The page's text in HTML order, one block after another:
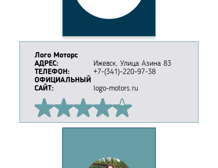
Лого Моторс
АДРЕС:
Ижевск, Улица Азина 83
ТЕЛЕФОН:
+7-(341)-220-97-38
ОФИЦИАЛЬНЫЙ
САЙТ:
logo-motors.ru